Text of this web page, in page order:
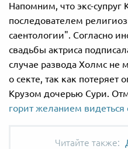
Напомним, что экс-супруг
последователем
саентологии". Согласно
свадьбы актриса
случае развода Холмс не
о секте, так как потеряет
Крузом дочерью Сури.
горит желанием видеться